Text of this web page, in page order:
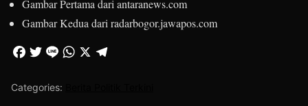
Gambar Pertama dari antaranews.com
Gambar Kedua dari radarbogor.jawapos.com
Categories: